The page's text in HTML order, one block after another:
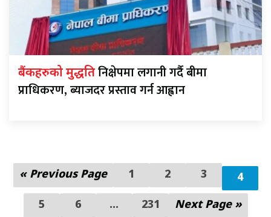
बैंकहरुको मुद्धतिनिक्षेपमा लगानी गर्दै बीमा
प्राधिकरण, ब्याजदर प्रस्ताव गर्न आह्वान
« Previous Page 1 2 3
4
5
6 ... 231 Next Page »